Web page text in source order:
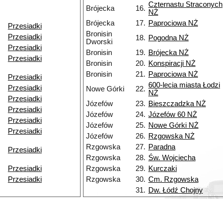
Przesiadki
Przesiadki
Przesiadki
Przesiadki
Przesiadki
Przesiadki
Przesiadki
Przesiadki
Przesiadki
Przesiadki
Przesiadki
Przesiadki
Przesiadki
Brójecka
16. Czternastu Straconych
NŻ
Brójecka
17. Paprociowa NŻ
Bronisin
Dworski
18. Pogodna NŻ
Bronisin
19. Brójecka NŻ
Bronisin
20. Konspiracji NŻ
Bronisin
21. Paprociowa NŻ
Nowe Górki
22. 600-lecia miasta Łodzi
NŻ
Józefów 23. Bieszczadzka NŻ
Józefów
24. Józefów 60 NŻ
Józefów
25. Nowe Górki NŻ
Józefów
26. Rzgowska NŻ
Rzgowska
27. Paradna
Rzgowska
28. Św. Wojciecha
Rzgowska
29. Kurczaki
Rzgowska
30. Cm. Rzgowska
31. Dw. Łódź Chojny